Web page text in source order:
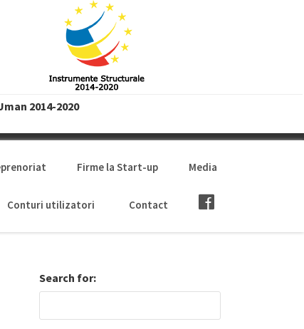
2014-2020
Firme la Start-up Media
Conturi utilizatori Contact
Search for: